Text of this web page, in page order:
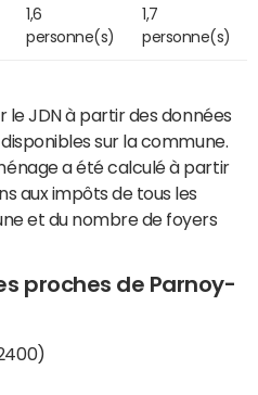
1,6
personne(s)
1,7
personne(s)
le JDN à partir des données
sur la commune.
a été calculé à partir
aux impôts de tous les
et du nombre de foyers
proches de Parnoy-